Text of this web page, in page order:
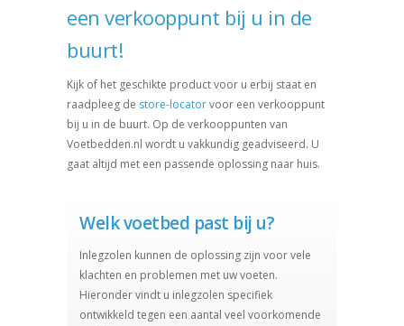
een verkooppunt bij u in de
buurt!
Kijk of het geschikte product voor u erbij staat en
raadpleeg de store-locatorvoor een verkooppunt
bij u in de buurt. Op de verkooppunten van
Voetbedden.nl wordt u vakkundig geadviseerd. U
gaat altijd met een passende oplossing naar huis.
Welk voetbed past bij u?
Inlegzolen kunnen de oplossing zijn voor vele
klachten en problemen met uw voeten.
Hieronder vindt u inlegzolen specifiek
ontwikkeld tegen een aantal veel voorkomende